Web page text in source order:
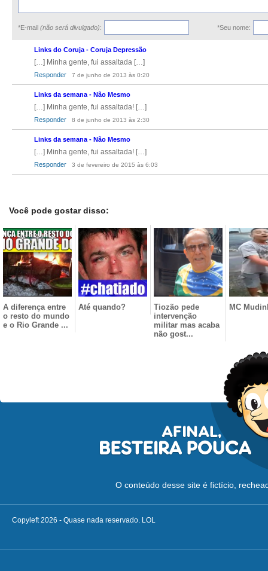
*E-mail (não será divulgado): *Seu nome:
Links do Coruja - Coruja Depressão
7 de junho de 2013 às 0:20
[…] Minha gente, fui assaltada […]
Responder
Links da semana - Não Mesmo
8 de junho de 2013 às 2:30
[…] Minha gente, fui assaltada! […]
Responder
Links da semana - Não Mesmo
3 de fevereiro de 2015 às 6:03
[…] Minha gente, fui assaltada! […]
Responder
Você pode gostar disso:
A diferença entre
o resto do mundo
e o Rio Grande ...
Até quando?
Tiozão pede
intervenção
militar mas acaba
não gost...
MC
O conteúdo desse site é fictício,
Copyleft 2026 - Quase nada reservado. LOL